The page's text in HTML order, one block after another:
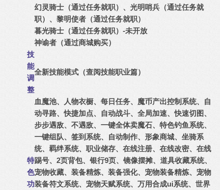
幻灵骑士（通过任务就职）、光明哨兵（通过任务就
职）、黎明使者（通过任务就职）
暮光骑士（通过任务就职）-未开放
神谕者（通过商城购买）
技
能
调
整
全新技能模式（查阅技能职业篇）
特
色
功
血魔池、人物衣橱、每日任务、 魔币产出控制系统、
自
动寻路、快捷加点、自动战斗、全局加速、快速切图、
步步遇敌、不遇敌、一键全体卖魔石、特色钓鱼系统、
一键组队、签到系统、自动制作、形象商城、坐骑系
统、羁绊系统、职业储存、在线注册、在线改密、在线
踢号、2页背包、银行9页、镜像摆摊、 道具收藏系统、
宠物收藏、装备精炼、装备强化、宠物装备精炼、宠物
装备符文系统、宠物天赋系统、万用合成ui系统、世界